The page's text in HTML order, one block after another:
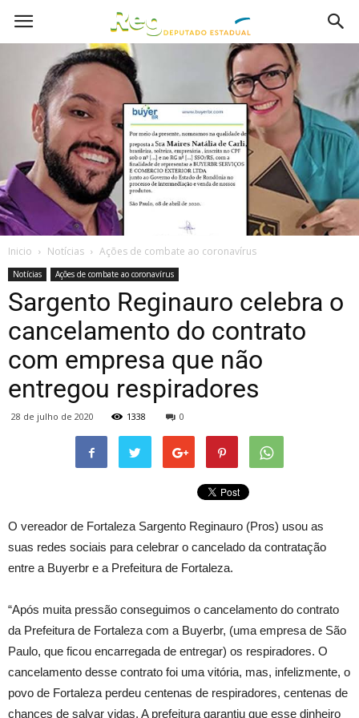
Inicio Notícias Ações de combate ao coronavírus
Notícias Ações de combate ao coronavírus
Sargento Reginauro celebra o
cancelamento do contrato
com empresa que não
entregou respiradores
28 de julho de 2020 1338 0
O vereador de Fortaleza Sargento Reginauro (Pros) usou as
suas redes sociais para celebrar o cancelado da contratação
entre a Buyerbr e a Prefeitura de Fortaleza.
“Após muita pressão conseguimos o cancelamento do contrato
da Prefeitura de Fortaleza com a Buyerbr, (uma empresa de São
Paulo, que ficou encarregada de entregar) os respiradores. O
cancelamento desse contrato foi uma vitória, mas, infelizmente, o
povo de Fortaleza perdeu centenas de respiradores, centenas de
chances de salvar vidas. A prefeitura garantiu que esse dinheiro